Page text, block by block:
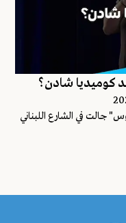
كوميديا شادن؟
جالت في الشارع اللبناني